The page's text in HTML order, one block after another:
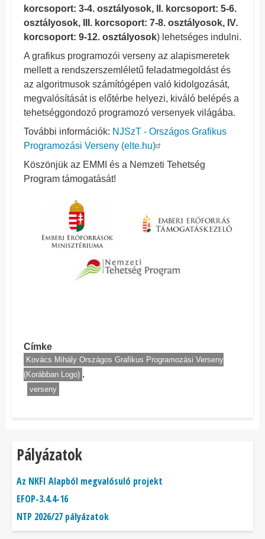
korcsoport: 3-4. osztályosok, II. korcsoport: 5-6.
osztályosok, III. korcsoport: 7-8. osztályosok, IV.
korcsoport: 9-12. osztályosok) lehetséges indulni.
A grafikus programozói verseny az alapismeretek
mellett a rendszerszemléletű feladatmegoldást és
az algoritmusok számítógépen való kidolgozását,
megvalósítását is előtérbe helyezi, kiváló belépés a
tehetséggondozó programozó versenyek világába.
További információk: NJSzT - Országos Grafikus
Programozási Verseny (elte.hu)
Köszönjük az EMMI és a Nemzeti Tehetség
Program támogatását!
Címke
Kovács Mihály Országos Grafikus Programozási Verseny
(Korábban Logo)
verseny
Pályázatok
Az NKFI Alapból megvalósuló projekt
EFOP-3.4.4-16
NTP 2026/27 pályázatok